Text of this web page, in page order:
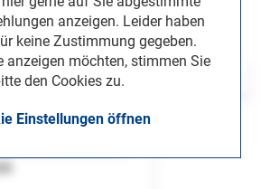
anzeigen. Leider haben
keine Zustimmung gegeben.
anzeigen möchten, stimmen Sie
den Cookies zu.
Einstellungen öffnen